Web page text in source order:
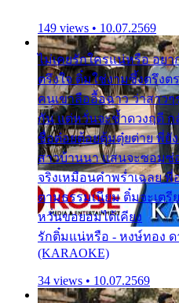
149 views • 10.07.2569
ไม่เคยรักใครแน่หรือ อย
ตรึงใจ ติ๋มใช่งามซึ้งตรึง
คนเขาลืออื้อฉาว ว่าสาว
กัน แต่หวั่นจะช้ำดวงฤดี
ชื่อต๋อยต้อยตุ้มตุ๋ยต่าย พี่ยั
สาวบ้านนา แสนจะซอมซ่
จริงเหมือนคำพร่ำเฉลย
ตามธรรมเนียม ติ๋มจะเต
หวั่นขอยอมได้เคียง
รักติ๋มแน่หรือ - หงษ์ทอง
(KARAOKE)
34 views • 10.07.2569